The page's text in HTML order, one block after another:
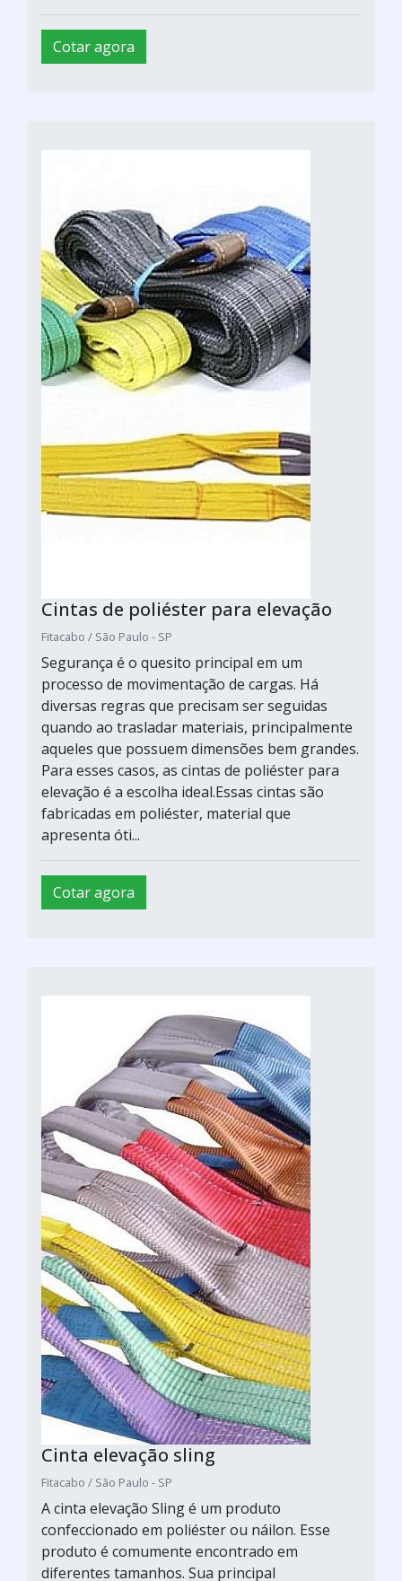
Cotar agora
Cintas de poliéster para elevação
Fitacabo / São Paulo - SP
Segurança é o quesito principal em um
processo de movimentação de cargas. Há
diversas regras que precisam ser seguidas
quando ao trasladar materiais, principalmente
aqueles que possuem dimensões bem grandes.
Para esses casos, as cintas de poliéster para
elevação é a escolha ideal.Essas cintas são
fabricadas em poliéster, material que
apresenta óti...
Cotar agora
Cinta elevação sling
Fitacabo / São Paulo - SP
A cinta elevação Sling é um produto
confeccionado em poliéster ou náilon. Esse
produto é comumente encontrado em
diferentes tamanhos. Sua principal